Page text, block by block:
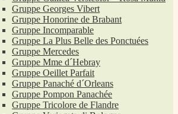
Gruppe Georges Vibert
Gruppe Honorine de Brabant
Gruppe Incomparable
Gruppe La Plus Belle des Ponctuées
Gruppe Mercedes
Gruppe Mme d´Hebray
Gruppe Oeillet Parfait
Gruppe Panaché d´Orleans
Gruppe Pompon Panachée
Gruppe Tricolore de Flandre